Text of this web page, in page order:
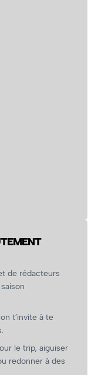
de rédacteurs
t’invite à te
le trip, aiguiser
redonner à des